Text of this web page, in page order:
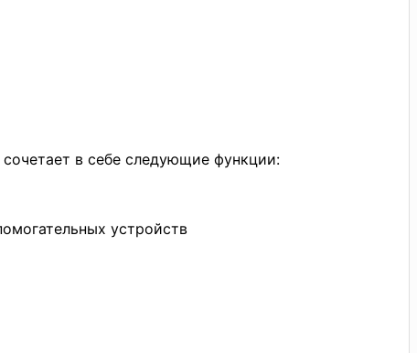
в себе следующие функции:
устройств